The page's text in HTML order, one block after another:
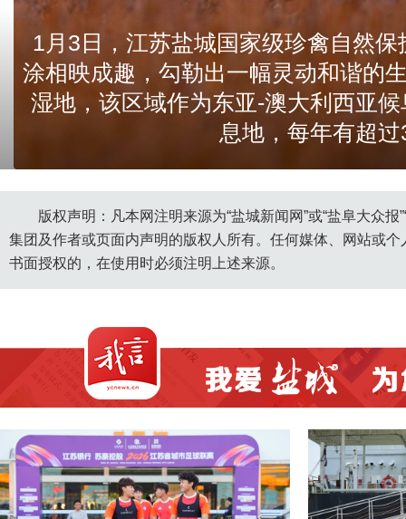
1月3日，江苏盐城国家级珍禽自然
涂相映成趣，勾勒出一幅灵动和谐的
湿地，该区域作为东亚-澳大利西亚
息地，每年有超
版权声明：凡本网注明来源为“盐城新闻网”或“盐阜大众
集团及作者或页面内声明的版权人所有。任何媒体、网站或
书面授权的，在使用时必须注明上述来源。